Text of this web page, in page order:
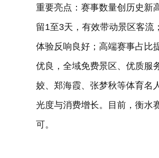
重要亮点：赛事数量创历史新
留1至3天，有效带动景区客流
体验反响良好；高端赛事占比
优良，全域免费景区、优质服
姣、郑海霞、张梦秋等体育名
光度与消费增长。目前，衡水
可。